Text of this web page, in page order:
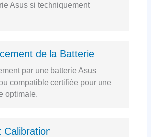
Asus si techniquement
de la Batterie
par une batterie Asus
compatible certifiée pour une
optimale.
Calibration